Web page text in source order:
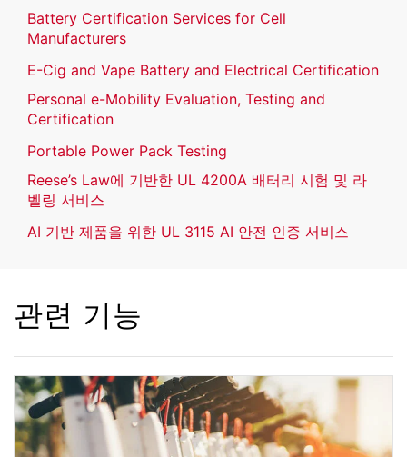
Battery Certification Services for Cell
Manufacturers
E-Cig and Vape Battery and Electrical Certification
Personal e-Mobility Evaluation, Testing and
Certification
Portable Power Pack Testing
Reese’s Law에 기반한 UL 4200A 배터리 시험 및 라
벨링 서비스
AI 기반 제품을 위한 UL 3115 AI 안전 인증 서비스
관련 기능